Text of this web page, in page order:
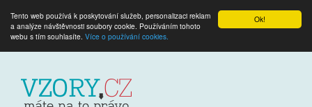
Ok!
Tento web používá k poskytování služeb, personalizaci reklam
a analýze návštěvnosti soubory cookie. Používáním tohoto
webu s tím souhlasíte. Více o používání cookies.